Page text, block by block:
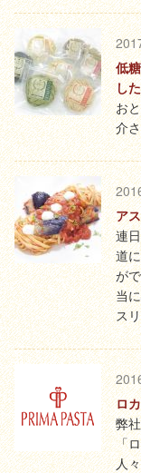
低
し
お
介
ア
連
道
が
当
ス
ロ
弊
「
人